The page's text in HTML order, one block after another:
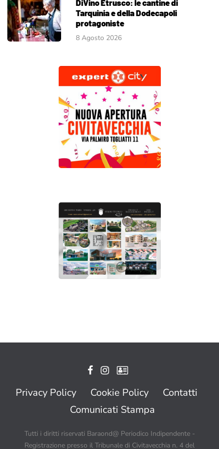
DiVino Etrusco: le cantine di
Tarquinia e della Dodecapoli
protagoniste
8 Agosto 2026
Privacy Policy Cookie Policy
Contatti
Comunicati Stampa
Tutti i diritti riservati Baraond@ Periodico Indipendente -
Registrazione presso il Tribunale di Civitavecchia n. 4 del